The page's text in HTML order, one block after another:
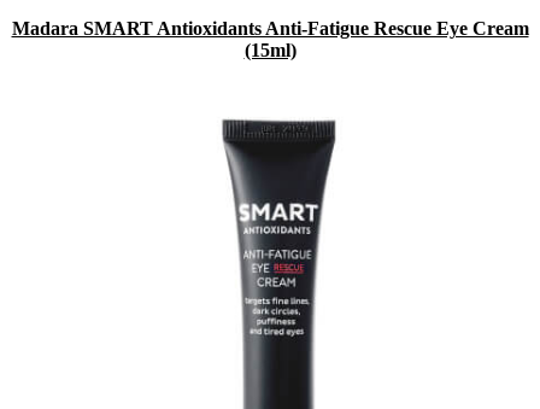
Madara SMART Antioxidants Anti-Fatigue Rescue Eye Cream
(15ml)